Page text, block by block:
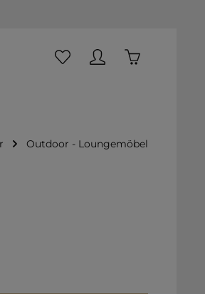
Du hast 0 Produkte auf
Outdoor - Loungemöbel